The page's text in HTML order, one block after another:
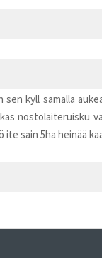
kyll samalla
nostolaiteruisku
sain 5ha heinää